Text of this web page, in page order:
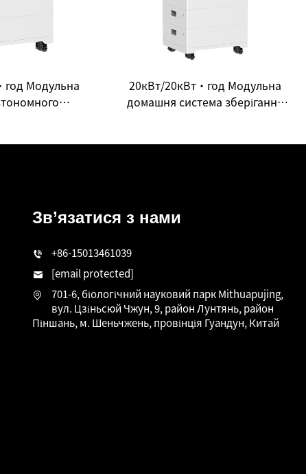
Модульна
20кВт/20кВт·год Модульна
домашня система зберігання
Зв’язатися з нами
+86-15013461039
[email protected]
701-6, біологічний науковий парк Mithuapujing,
вул. Цзіньсюй Чжун, 9, район Лунтянь, район
Піншань, м. Шеньчжень, провінція Гуандун, Китай